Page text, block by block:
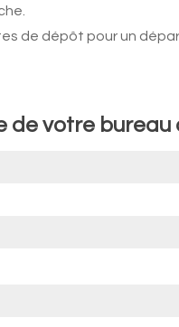
de dépôt pour un
de votre